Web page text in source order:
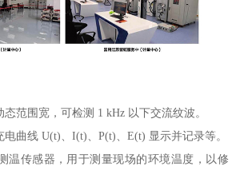
范围宽，可检测 1 kHz 以下交流纹波。
曲线 U(t)、I(t)、P(t)、E(t) 显示并记录等。
温传感器，用于测量现场的环境温度，以修